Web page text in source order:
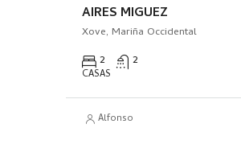
AIRES MIGUEZ
Xove, Mariña Occidental
2 2
CASAS
Alfonso